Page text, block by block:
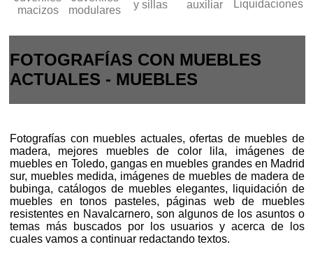
FOTOGRAFÍAS CON MUEBLES
ACTUALES - MUEBLES
Fotografías con muebles actuales, ofertas de muebles de
madera, mejores muebles de color lila, imágenes de
muebles en Toledo, gangas en muebles grandes en Madrid
sur, muebles medida, imágenes de muebles de madera de
bubinga, catálogos de muebles elegantes, liquidación de
muebles en tonos pasteles, páginas web de muebles
resistentes en Navalcarnero, son algunos de los asuntos o
temas más buscados por los usuarios y acerca de los
cuales vamos a continuar redactando textos.